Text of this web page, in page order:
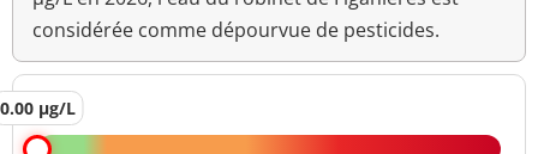
considérée comme dépourvue de pesticides.
0.00 µg/L